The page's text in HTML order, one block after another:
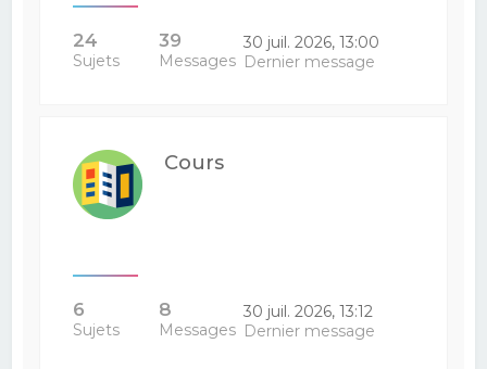
24
Sujets
39
Messages
30 juil. 2026, 13:00
Dernier message
Cours
6
Sujets
8
Messages
30 juil. 2026, 13:12
Dernier message